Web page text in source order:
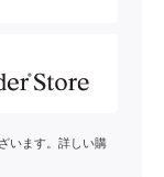
います。詳しい購